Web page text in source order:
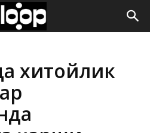
хитойлик